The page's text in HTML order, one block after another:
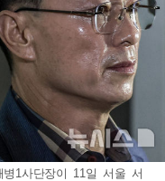
1사단장이 11일 서울 서